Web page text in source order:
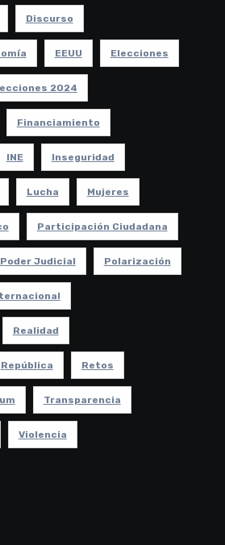
Discurso
EEUU Elecciones
2024
Financiamiento
INE Inseguridad
Lucha Mujeres
Participación Ciudadana
Poder Judicial Polarización
Realidad
República Retos
Transparencia
Violencia